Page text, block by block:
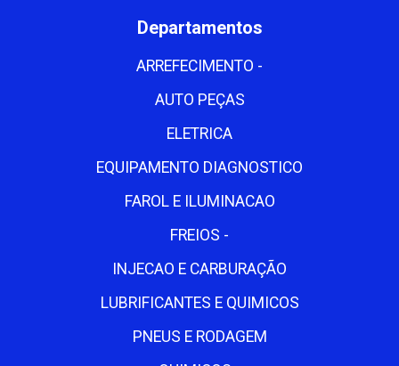
Departamentos
ARREFECIMENTO -
AUTO PEÇAS
ELETRICA
EQUIPAMENTO DIAGNOSTICO
FAROL E ILUMINACAO
FREIOS -
INJECAO E CARBURAÇÃO
LUBRIFICANTES E QUIMICOS
PNEUS E RODAGEM